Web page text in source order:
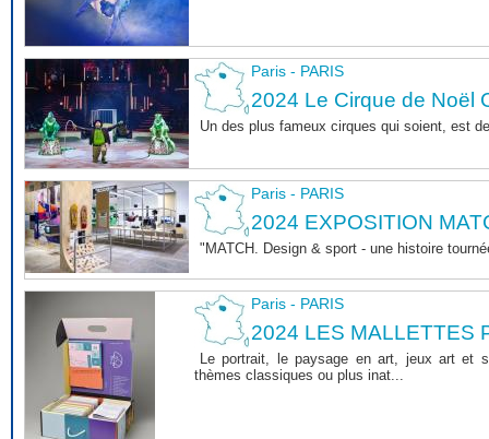
Paris - PARIS
2024 Le Cirque de Noël
Un des plus fameux cirques qui soient, est
Paris - PARIS
2024 EXPOSITION
"MATCH. Design & sport - une histoire
Paris - PARIS
2024 LES MALLETTES
Le portrait, le paysage en art, jeux art et
thèmes classiques ou plus inat...